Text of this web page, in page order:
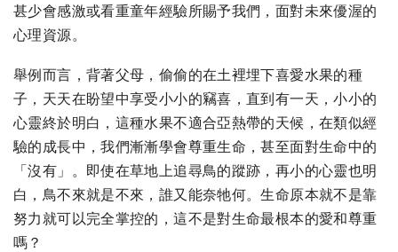
甚少會感激或看重童年經驗所賜予我們，面對未來優渥的
心理資源。
舉例而言，背著父母，偷偷的在土裡埋下喜愛水果的種
子，天天在盼望中享受小小的竊喜，直到有一天，小小的
心靈終於明白，這種水果不適合亞熱帶的天候，在類似經
驗的成長中，我們漸漸學會尊重生命，甚至面對生命中的
「沒有」。即使在草地上追尋鳥的蹤跡，再小的心靈也明
白，鳥不來就是不來，誰又能奈牠何。生命原本就不是靠
努力就可以完全掌控的，這不是對生命最根本的愛和尊重
嗎？